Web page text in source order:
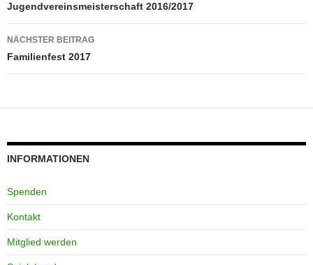
Jugendvereinsmeisterschaft 2016/2017
NÄCHSTER BEITRAG
Familienfest 2017
INFORMATIONEN
Spenden
Kontakt
Mitglied werden